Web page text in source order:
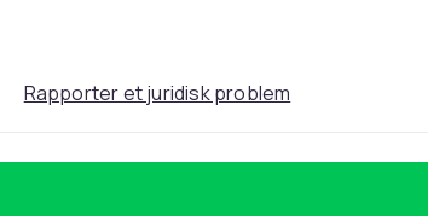
Rapporter et juridisk problem